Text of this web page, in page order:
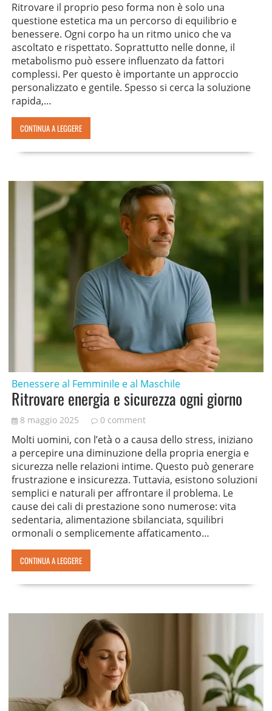
Ritrovare il proprio peso forma non è solo una
questione estetica ma un percorso di equilibrio e
benessere. Ogni corpo ha un ritmo unico che va
ascoltato e rispettato. Soprattutto nelle donne, il
metabolismo può essere influenzato da fattori
complessi. Per questo è importante un approccio
personalizzato e gentile. Spesso si cerca la soluzione
rapida,…
CONTINUA A LEGGERE
Benessere al Femminile e al Maschile
Ritrovare energia e sicurezza ogni giorno
8 maggio 2025 0 comment
Molti uomini, con l’età o a causa dello stress, iniziano
a percepire una diminuzione della propria energia e
sicurezza nelle relazioni intime. Questo può generare
frustrazione e insicurezza. Tuttavia, esistono soluzioni
semplici e naturali per affrontare il problema. Le
cause dei cali di prestazione sono numerose: vita
sedentaria, alimentazione sbilanciata, squilibri
ormonali o semplicemente affaticamento…
CONTINUA A LEGGERE